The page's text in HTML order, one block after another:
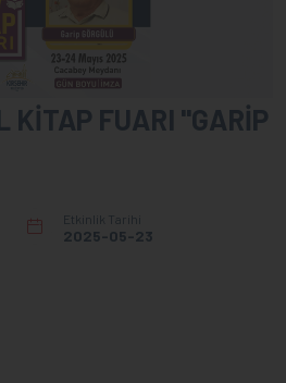
KİTAP FUARI "GARİP
Etkinlik Tarihi
2025-05-23